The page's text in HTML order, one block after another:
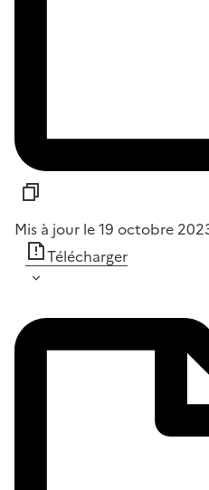
Mis à jour le 19 octobre
Télécharger